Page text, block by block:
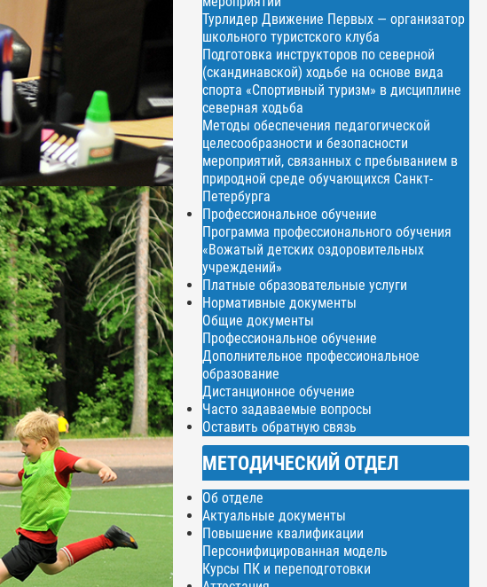
Турлидер Движение Первых — организатор
школьного туристского клуба
Подготовка инструкторов по северной
(скандинавской) ходьбе на основе вида
спорта «Спортивный туризм» в дисциплине
северная ходьба
Методы обеспечения педагогической
целесообразности и безопасности
мероприятий, связанных с пребыванием в
природной среде обучающихся Санкт-
Петербурга
Профессиональное обучение
Программа профессионального обучения
«Вожатый детских оздоровительных
учреждений»
Платные образовательные услуги
Нормативные документы
Общие документы
Профессиональное обучение
Дополнительное профессиональное
образование
Дистанционное обучение
Часто задаваемые вопросы
Оставить обратную связь
МЕТОДИЧЕСКИЙ ОТДЕЛ
Об отделе
Актуальные документы
Повышение квалификации
Персонифицированная модель
Курсы ПК и переподготовки